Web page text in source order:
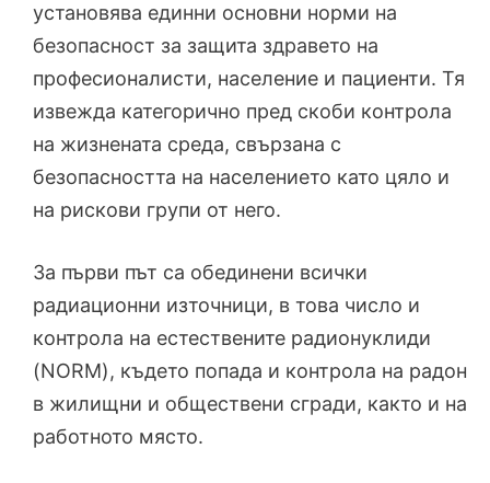
установява единни основни норми на
безопасност за защита здравето на
професионалисти, население и пациенти. Тя
извежда категорично пред скоби контрола
на жизнената среда, свързана с
безопасността на населението като цяло и
на рискови групи от него.
За първи път са обединени всички
радиационни източници, в това число и
контрола на естествените радионуклиди
(NORM), където попада и контрола на радон
в жилищни и обществени сгради, както и на
работното място.